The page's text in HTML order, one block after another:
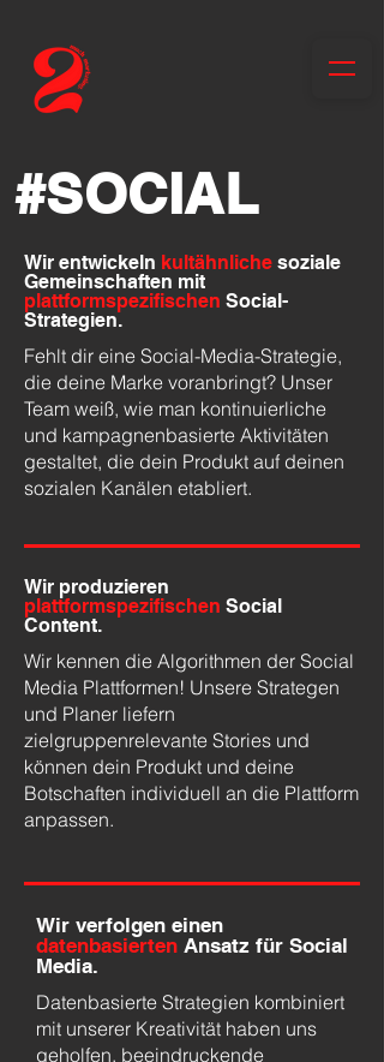
#SOCIAL
Wir entwickeln kultähnliche soziale
Gemeinschaften mit
plattformspezifischen Social-
Strategien.
Fehlt dir eine Social-Media-Strategie,
die deine Marke voranbringt? Unser
Team weiß, wie man kontinuierliche
und kampagnenbasierte Aktivitäten
gestaltet, die dein Produkt auf deinen
sozialen Kanälen etabliert.
Wir produzieren
plattformspezifischen Social
Content.
Wir kennen die Algorithmen der Social
Media Plattformen! Unsere Strategen
und Planer liefern
zielgruppenrelevante Stories und
können dein Produkt und deine
Botschaften individuell an die Plattform
anpassen.
Wir verfolgen einen
datenbasierten Ansatz für Social
Media.
Datenbasierte Strategien kombiniert
mit unserer Kreativität haben uns
geholfen, beeindruckende